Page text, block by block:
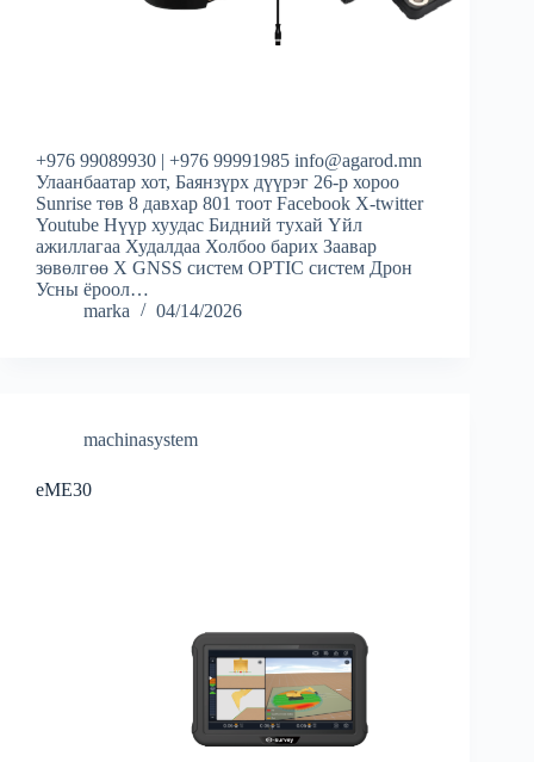
+976 99089930 | +976 99991985 info@agarod.mn
Улаанбаатар хот, Баянзүрх дүүрэг 26-р хороо
Sunrise төв 8 давхар 801 тоот Facebook X-twitter
Youtube Нүүр хуудас Бидний тухай Үйл
ажиллагаа Худалдаа Холбоо барих Заавар
зөвөлгөө X GNSS систем OPTIC систем Дрон
Усны ёроол…
marka
04/14/2026
machinasystem
eME30